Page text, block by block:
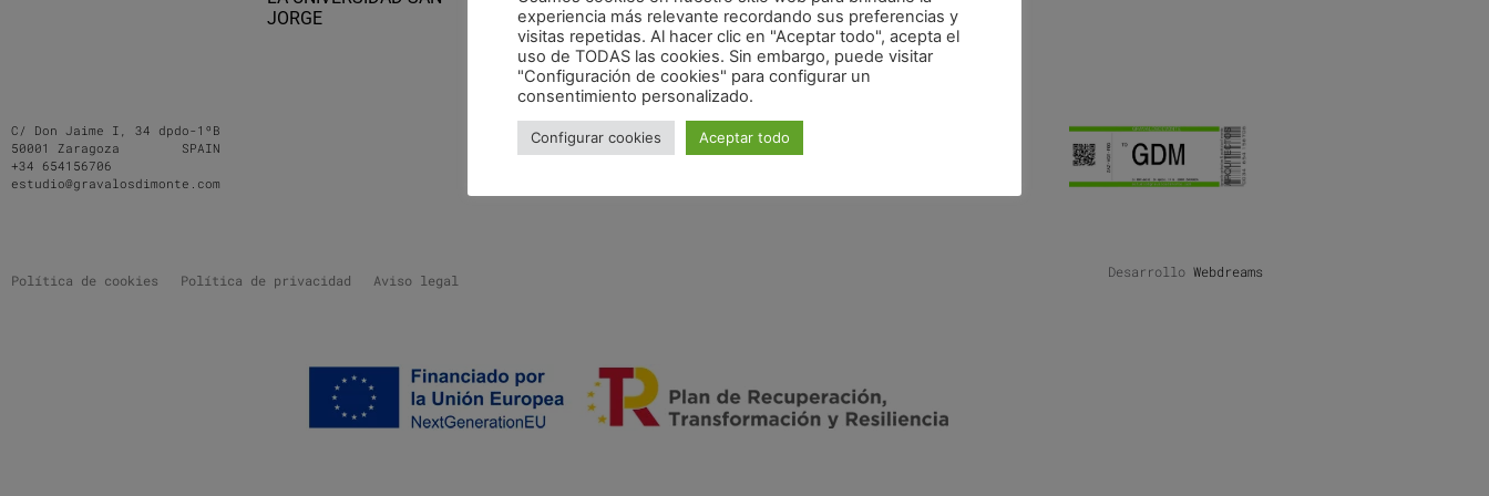
JORGE
DOCENTE
C/ Don Jaime I, 34 dpdo-1ºB
50001 Zaragoza SPAIN
+34 654156706
estudio@gravalosdimonte.com
Política de cookies Política de privacidad Aviso legal Desarrollo Webdreams
experiencia más relevante recordando sus preferencias y
visitas repetidas. Al hacer clic en "Aceptar todo", acepta el
uso de TODAS las cookies. Sin embargo, puede visitar
"Configuración de cookies" para configurar un
consentimiento personalizado.
Configurar cookies Aceptar todo